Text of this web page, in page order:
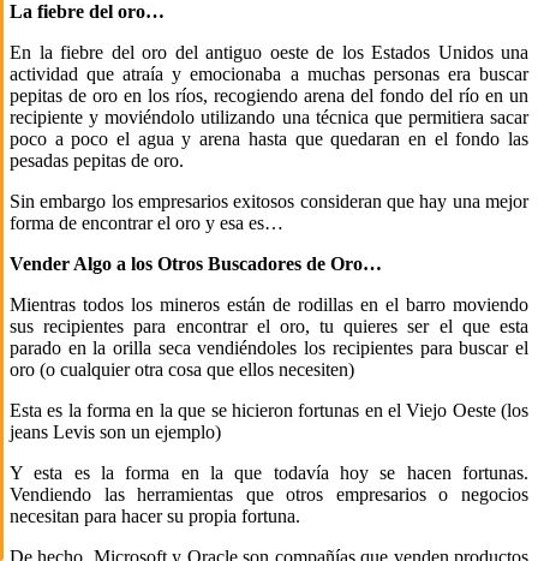
La fiebre del oro…
En la fiebre del oro del antiguo oeste de los Estados Unidos una
actividad que atraía y emocionaba a muchas personas era buscar
pepitas de oro en los ríos, recogiendo arena del fondo del río en un
recipiente y moviéndolo utilizando una técnica que permitiera sacar
poco a poco el agua y arena hasta que quedaran en el fondo las
pesadas pepitas de oro.
Sin embargo los empresarios exitosos consideran que hay una mejor
forma de encontrar el oro y esa es…
Vender Algo a los Otros Buscadores de Oro…
Mientras todos los mineros están de rodillas en el barro moviendo
sus recipientes para encontrar el oro, tu quieres ser el que esta
parado en la orilla seca vendiéndoles los recipientes para buscar el
oro (o cualquier otra cosa que ellos necesiten)
Esta es la forma en la que se hicieron fortunas en el Viejo Oeste (los
jeans Levis son un ejemplo)
Y esta es la forma en la que todavía hoy se hacen fortunas.
Vendiendo las herramientas que otros empresarios o negocios
necesitan para hacer su propia fortuna.